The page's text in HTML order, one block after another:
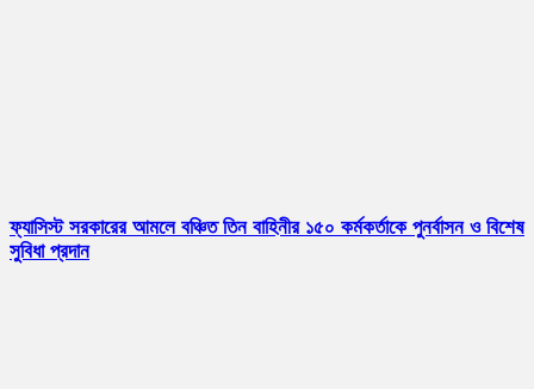
ফ্যাসিস্ট সরকারের আমলে বঞ্চিত তিন বাহিনীর ১৫০ কর্মকর্তাকে পুনর্বাসন ও বিশেষ
সুবিধা প্রদান